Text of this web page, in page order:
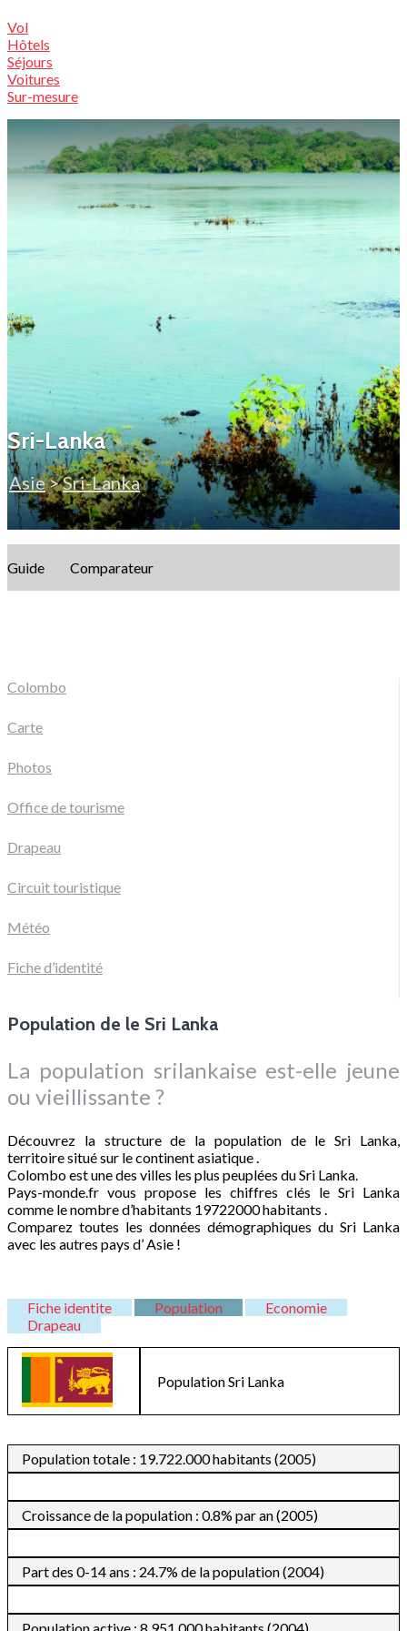
Vol
Hôtels
Séjours
Voitures
Sur-mesure
Sri-Lanka
Asie>Sri-Lanka
Guide Comparateur
Colombo
Carte
Photos
Office de tourisme
Drapeau
Circuit touristique
Météo
Fiche d’identité
Population de le Sri Lanka
La population srilankaise est-elle jeune
ou vieillissante ?
Découvrez la structure de la population de le Sri Lanka,
territoire situé sur le continent asiatique .
Colombo est une des villes les plus peuplées du Sri Lanka.
Pays-monde.fr vous propose les chiffres clés le Sri Lanka
comme le nombre d’habitants 19722000 habitants .
Comparez toutes les données démographiques du Sri Lanka
avec les autres pays d’ Asie !
Fiche identite Population
Economie
Drapeau
PopulationSri Lanka
Population totale : 19.722.000 habitants (2005)
Croissance de la population : 0.8% par an (2005)
Part des 0-14 ans : 24.7% de la population (2004)